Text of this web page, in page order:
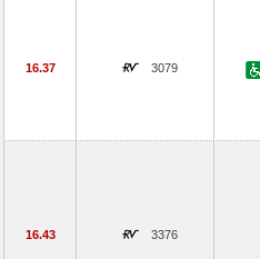
16.37 3079
16.43 3376